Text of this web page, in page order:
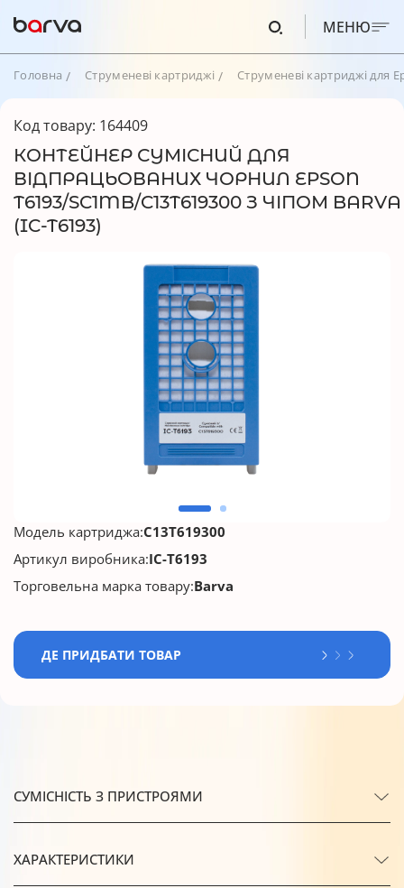
МЕНЮ
Головна Струменеві картриджі Струменеві картриджі для
Код товару: 164409
КОНТЕЙНЕР СУМІСНИЙ ДЛЯ
ВІДПРАЦЬОВАНИХ ЧОРНИЛ EPSON
T6193/SC1MB/C13T619300 З ЧІПОМ BARVA
(IC-T6193)
Модель картриджа:C13T619300
Артикул виробника:IC-T6193
Торговельна марка товару:Barva
ДЕ ПРИДБАТИ ТОВАР
СУМІСНІСТЬ З ПРИСТРОЯМИ
ХАРАКТЕРИСТИКИ